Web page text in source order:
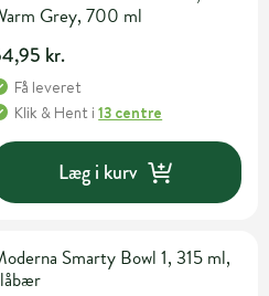
Grey, 700 ml
kr.
Få leveret
Klik & Hent i13 centre
Læg i kurv
Smarty Bowl 1, 315 ml,